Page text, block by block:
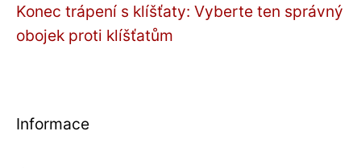
Konec trápení s klíšťaty: Vyberte ten správný
obojek proti klíšťatům
Informace